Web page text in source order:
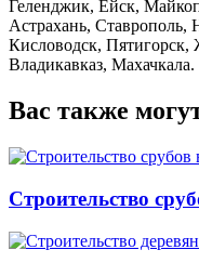
Геленджик, Ейск,
Астрахань,
Кисловодск, Пятигорск,
Владикавказ, Махачкала.
Вас также
Строительство